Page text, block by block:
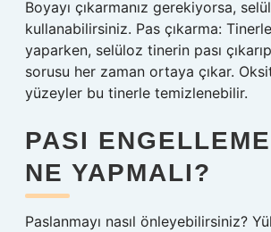
Boyayı çıkarmanız gerekiyorsa,
kullanabilirsiniz. Pas çıkarma:
yaparken, selüloz tinerin pası çıkarıp
sorusu her zaman ortaya çıkar.
yüzeyler bu tinerle temizlenebilir.
PASI
NE YAPMALI?
Paslanmayı nasıl önleyebilirsiniz?